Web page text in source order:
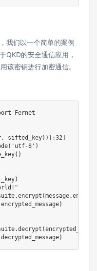
我们以一个简单的案例
QKD的安全通信应用，
该密钥进行加密通信。
Fernet
, sifted_key) ) :32
( 'utf-8' )
( )
)
.encrypt (message.encode
encrypted_message)
.decrypt (
decrypted_message)